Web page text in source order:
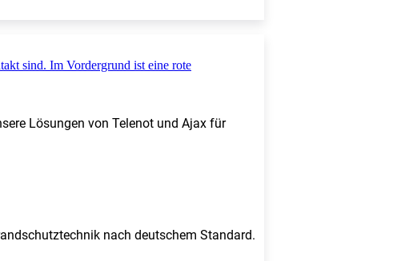
Lösungen von Telenot und Ajax für
nach deutschem Standard.